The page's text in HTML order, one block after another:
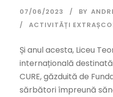
07/06/2023 BY
ACTIVITĂȚI
Și anul acesta, Liceu
internațională destinată
CURE, găzduită de
sărbători împreună